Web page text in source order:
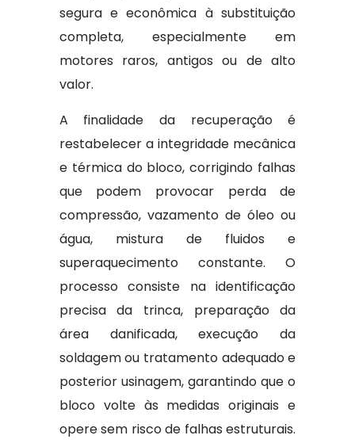
segura e econômica à substituição
completa, especialmente em
motores raros, antigos ou de alto
valor.
A finalidade da recuperação é
restabelecer a integridade mecânica
e térmica do bloco, corrigindo falhas
que podem provocar perda de
compressão, vazamento de óleo ou
água, mistura de fluidos e
superaquecimento constante. O
processo consiste na identificação
precisa da trinca, preparação da
área danificada, execução da
soldagem ou tratamento adequado e
posterior usinagem, garantindo que o
bloco volte às medidas originais e
opere sem risco de falhas estruturais.